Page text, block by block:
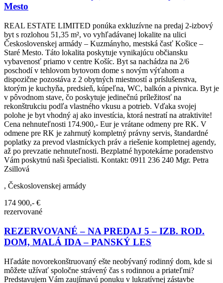
Mesto
REAL ESTATE LIMITED ponúka exkluzívne na predaj 2-izbový
byt s rozlohou 51,35 m², vo vyhľadávanej lokalite na ulici
Československej armády – Kuzmányho, mestská časť Košice –
Staré Mesto. Táto lokalita poskytuje vynikajúcu občiansku
vybavenosť priamo v centre Košíc. Byt sa nachádza na 2/6
poschodí v tehlovom bytovom dome s novým výťahom a
dispozične pozostáva z 2 obytných miestností a príslušenstva,
ktorým je kuchyňa, predsieň, kúpeľna, WC, balkón a pivnica. Byt je
v pôvodnom stave, čo poskytuje jedinečnú príležitosť na
rekonštrukciu podľa vlastného vkusu a potrieb. Vďaka svojej
polohe je byt vhodný aj ako investícia, ktorá nestratí na atraktivite!
Cena nehnuteľnosti 174.900,- Eur je vrátane odmeny pre RK. V
odmene pre RK je zahrnutý kompletný právny servis, štandardné
poplatky za prevod vlastníckych práv a riešenie kompletnej agendy,
až po prevzatie nehnuteľnosti. Bezplatné hypotekárne poradenstvo
Vám poskytnú naši špecialisti. Kontakt: 0911 236 240 Mgr. Petra
Zsillová
, Československej armády
174 900,- €
rezervované
REZERVOVANÉ – NA PREDAJ 5 – IZB. ROD.
DOM, MALÁ IDA – PANSKÝ LES
Hľadáte novorekonštruovaný ešte neobývaný rodinný dom, kde si
môžete užívať spoločne strávený čas s rodinnou a priateľmi?
Predstavujem Vám zaujímavú ponuku v lukratívnej zástavbe